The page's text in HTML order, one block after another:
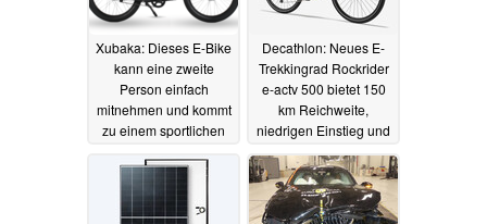
Xubaka: Dieses E-Bike
kann eine zweite
Person einfach
mitnehmen und kommt
zu einem sportlichen
Decathlon: Neues E-
Trekkingrad Rockrider
e-actv 500 bietet 150
km Reichweite,
niedrigen Einstieg und
Drehmomentsensor
05.03.2024